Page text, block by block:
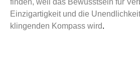
finden, weil das Bewusstsein für
Einzigartigkeit und die
klingenden Kompass wird.